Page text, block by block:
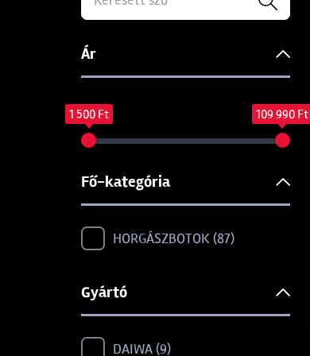
Ár
1 500 Ft 109 990 Ft
Fő-kategória
HORGÁSZBOTOK 87
Gyártó
DAIWA 9